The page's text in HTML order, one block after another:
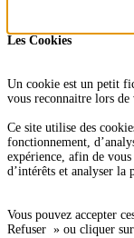
Les Cookies
Un cookie est un petit
vous reconnaitre lors
Ce site utilise des
fonctionnement,
expérience, afin de vous
d’intérêts et analyser la
Vous pouvez accepter
Refuser » ou cliquer